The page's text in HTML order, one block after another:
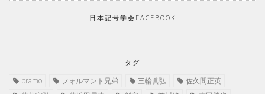
日本記号学会FACEBOOK
タグ
pramo フォルマント兄弟 三輪眞弘
佐久間正英